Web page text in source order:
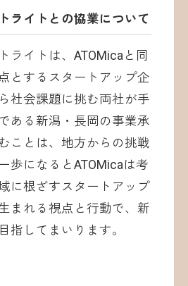
ライトとの協業について
ライトは、ATOMicaと同
とするスタートアップ企
社会課題に挑む両社が手
ある新潟・長岡の事業承
ことは、地方からの挑戦
歩になるとATOMicaは考
に根ざすスタートアップ
まれる視点と行動で、新
指してまいります。